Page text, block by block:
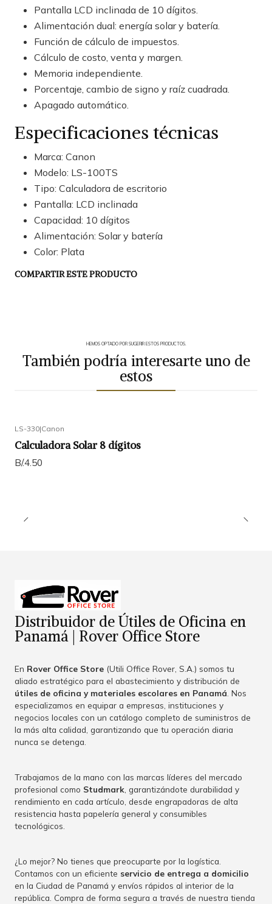
Pantalla LCD inclinada de 10 dígitos.
Alimentación dual: energía solar y batería.
Función de cálculo de impuestos.
Cálculo de costo, venta y margen.
Memoria independiente.
Porcentaje, cambio de signo y raíz cuadrada.
Apagado automático.
Especificaciones técnicas
Marca: Canon
Modelo: LS-100TS
Tipo: Calculadora de escritorio
Pantalla: LCD inclinada
Capacidad: 10 dígitos
Alimentación: Solar y batería
Color: Plata
COMPARTIR ESTE PRODUCTO
HEMOS OPTADO POR SUGERIR ESTOS PRODUCTOS.
También podría interesarte uno de
estos
LS-330|Canon
Calculadora Solar 8 dígitos
B/.4.50
Distribuidor de Útiles de Oficina en
Panamá | Rover Office Store
En Rover Office Store (Utili Office Rover, S.A.) somos tu
aliado estratégico para el abastecimiento y distribución de
útiles de oficina y materiales escolares en Panamá . Nos
especializamos en equipar a empresas, instituciones y
negocios locales con un catálogo completo de suministros de
la más alta calidad, garantizando que tu operación diaria
nunca se detenga.
Trabajamos de la mano con las marcas líderes del mercado
profesional como Studmark , garantizándote durabilidad y
rendimiento en cada artículo, desde engrapadoras de alta
resistencia hasta papelería general y consumibles
tecnológicos.
¿Lo mejor? No tienes que preocuparte por la logística.
Contamos con un eficiente servicio de entrega a domicilio
en la Ciudad de Panamá y envíos rápidos al interior de la
república. Compra de forma segura a través de nuestra tienda